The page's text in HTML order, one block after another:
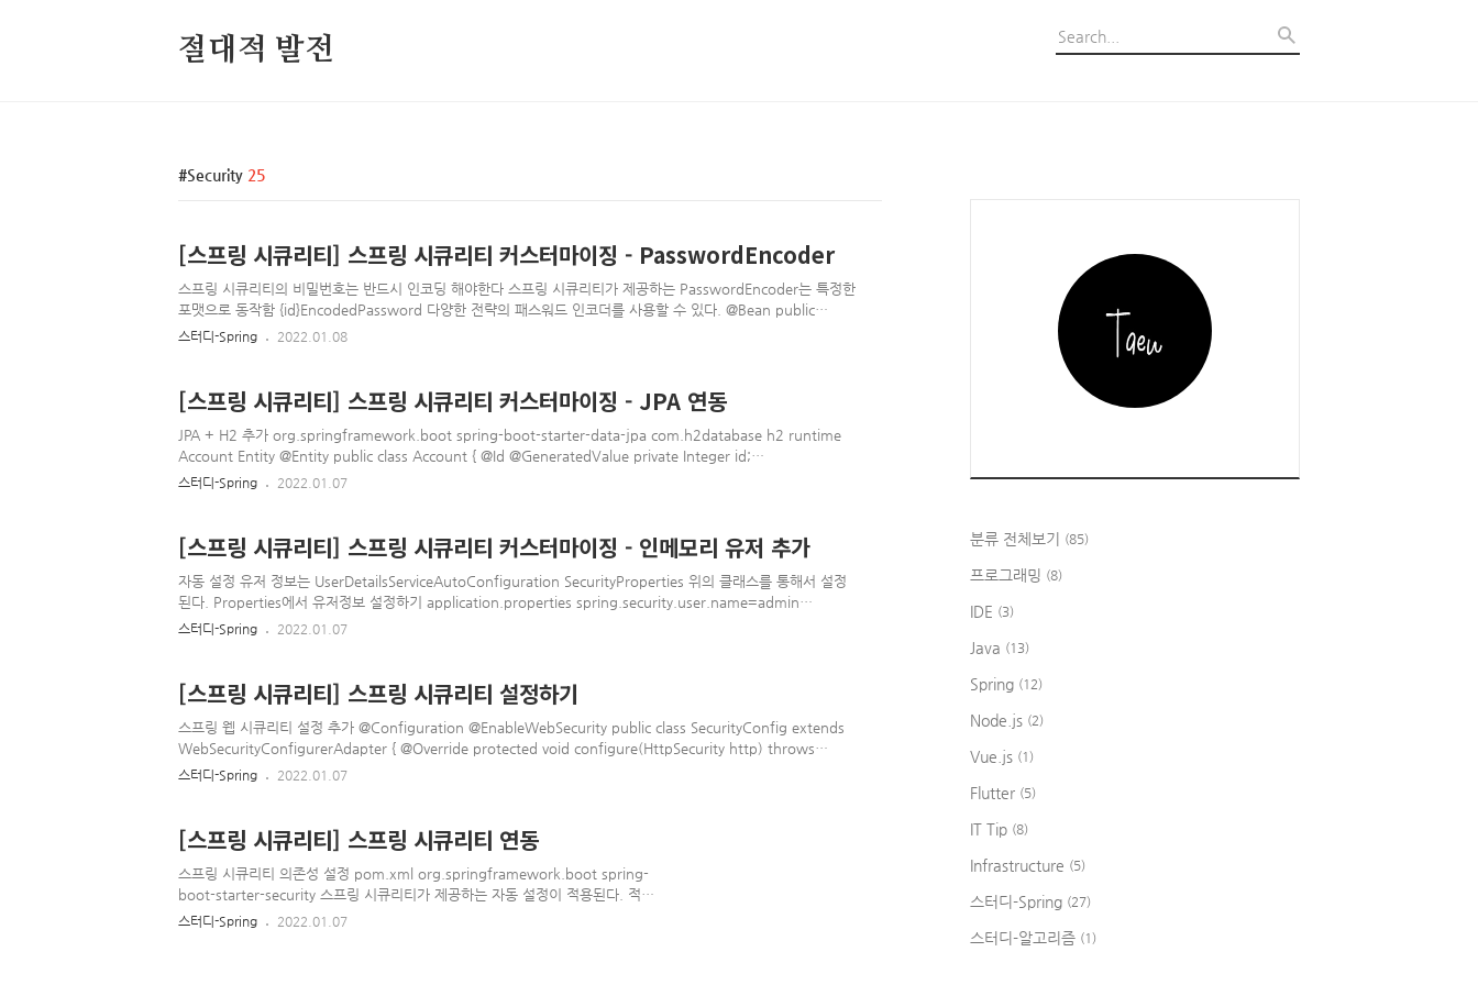
절대적 발전
Security 25
[스프링 시큐리티] 스프링 시큐리티 커스터마이징 - PasswordEncoder
스프링 시큐리티의 비밀번호는 반드시 인코딩 해야한다 스프링 시큐리티가 제공하는 PasswordEncoder는 특정한
포맷으로 동작함 {id}EncodedPassword 다양한 전략의 패스워드 인코더를 사용할 수 있다. @Bean public
PasswordEncoder passwordEncoder() { return
private PasswordEncoderFactories() { } public static Pas..
스터디-Spring 2022.01.08
[스프링 시큐리티] 스프링 시큐리티 커스터마이징 - JPA 연동
JPA + H2 추가 org.springframework.boot spring-boot-starter-data-jpa com.h2database h2 runtime
Account Entity @Entity public class Account { @Id @GeneratedValue private Integer id;
@Column(unique = true) private String username; private String password; private String role; public
스터디-Spring 2022.01.07
[스프링 시큐리티] 스프링 시큐리티 커스터마이징 - 인메모리 유저 추가
자동 설정 유저 정보는 UserDetailsServiceAutoConfiguration SecurityProperties 위의 클래스를 통해서 설정
된다. Properties에서 유저정보 설정하기 application.properties spring.security.user.name=admin
spring.security.user.password=123 spring.security.user.roles=ADMIN 위와 같이 설정하면 어플리케이션
스터디-Spring 2022.01.07
[스프링 시큐리티] 스프링 시큐리티 설정하기
스프링 웹 시큐리티 설정 추가 @Configuration @EnableWebSecurity public class SecurityConfig extends
WebSecurityConfigurerAdapter { @Override protected void configure(HttpSecurity http) throws
Exception { http.authorizeRequests() .mvcMatchers("/", "/info").permitAll()
스터디-Spring 2022.01.07
[스프링 시큐리티] 스프링 시큐리티 연동
스프링 시큐리티 의존성 설정 pom.xml org.springframework.boot spring-
boot-starter-security 스프링 시큐리티가 제공하는 자동 설정이 적용된다. 적용
전의 문제 인증할 방법이 없었다 현재 사용자가 누군지 알 수가 없다 자동 설정(
스터디-Spring 2022.01.07
분류 전체보기 (85)
프로그래밍 (8)
IDE (3)
Java (13)
Spring (12)
Node.js (2)
Vue.js (1)
Flutter (5)
IT Tip (8)
Infrastructure (5)
스터디-Spring (27)
스터디-알고리즘 (1)